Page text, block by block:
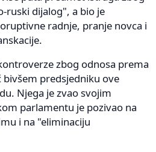
ruski dijalog", a bio je
radnje, pranje novca i
zbog odnosa prema
bivšem predsjedniku ove
Njega je zvao svojim
parlamentu je pozivao na
i na "eliminaciju